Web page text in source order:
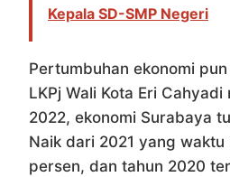
Kepala SD-SMP Negeri
Pertumbuhan ekonomi
LKPj Wali Kota Eri
2022, ekonomi Surabaya
Naik dari 2021 yang
persen, dan tahun 2020